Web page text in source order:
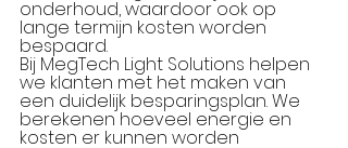
onderhoud, waardoor ook op
lange termijn kosten worden
bespaard.
Bij MegTech Light Solutions helpen
we klanten met het maken van
een duidelijk besparingsplan. We
berekenen hoeveel energie en
kosten er kunnen worden